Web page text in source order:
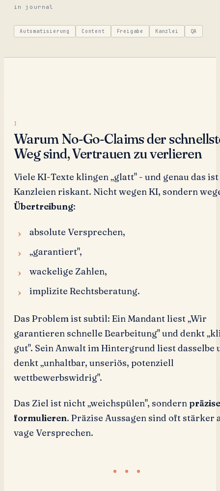
in journal
Automatisierung Content Freigabe Kanzlei QA
Warum No-Go-Claims der
Weg sind, Vertrauen zu verlieren
Viele KI-Texte klingen „glatt" - und genau das
Kanzleien riskant. Nicht wegen KI, sondern
Übertreibung:
absolute Versprechen,
„garantiert",
wackelige Zahlen,
implizite Rechtsberatung.
Das Problem ist subtil: Ein Mandant liest „Wir
garantieren schnelle Bearbeitung" und denkt
gut". Sein Anwalt im Hintergrund liest dasselbe
denkt „unhaltbar, unseriös, potenziell
wettbewerbswidrig".
Das Ziel ist nicht „weichspülen", sondern präzise
formulieren. Präzise Aussagen sind oft stärker
vage Versprechen.